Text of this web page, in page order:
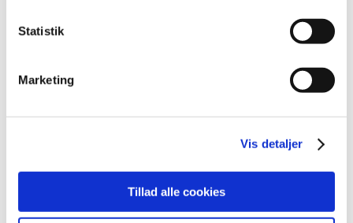
Statistik
Marketing
Vis detaljer
Tillad alle cookies
juli (5)
april (11)
2021 (516)
2019 (159)